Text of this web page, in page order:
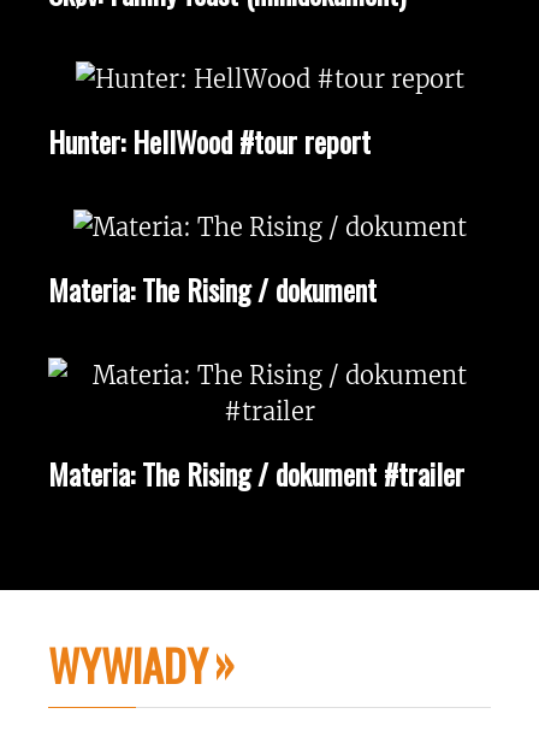
Hunter: HellWood #tour report
Materia: The Rising / dokument
Materia: The Rising / dokument #trailer
WYWIADY